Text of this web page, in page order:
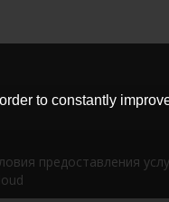
предоставления
to constantly